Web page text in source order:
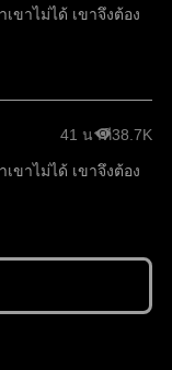
าไม่ได้ เขาจึงต้อง
41 นาที38.7K
าไม่ได้ เขาจึงต้อง